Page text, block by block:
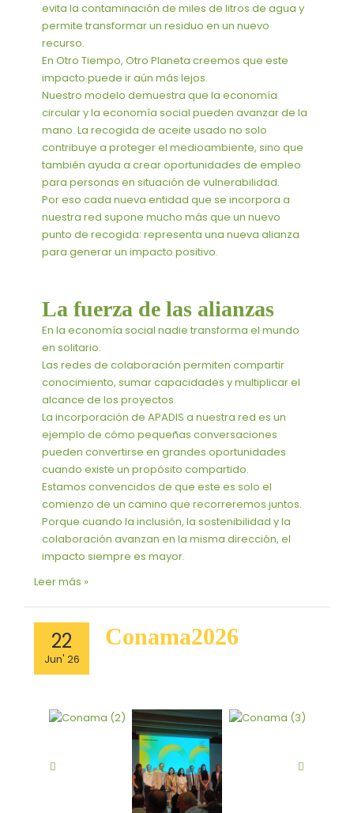
evita la contaminación de miles de litros de agua y
permite transformar un residuo en un nuevo
recurso.
En Otro Tiempo, Otro Planeta creemos que este
impacto puede ir aún más lejos.
Nuestro modelo demuestra que la economía
circular y la economía social pueden avanzar de la
mano. La recogida de aceite usado no solo
contribuye a proteger el medioambiente, sino que
también ayuda a crear oportunidades de empleo
para personas en situación de vulnerabilidad.
Por eso cada nueva entidad que se incorpora a
nuestra red supone mucho más que un nuevo
punto de recogida: representa una nueva alianza
para generar un impacto positivo.
La fuerza de las alianzas
En la economía social nadie transforma el mundo
en solitario.
Las redes de colaboración permiten compartir
conocimiento, sumar capacidades y multiplicar el
alcance de los proyectos.
La incorporación de APADIS a nuestra red es un
ejemplo de cómo pequeñas conversaciones
pueden convertirse en grandes oportunidades
cuando existe un propósito compartido.
Estamos convencidos de que este es solo el
comienzo de un camino que recorreremos juntos.
Porque cuando la inclusión, la sostenibilidad y la
colaboración avanzan en la misma dirección, el
impacto siempre es mayor.
Leer más »
Conama2026
22
Jun' 26
Conama2026